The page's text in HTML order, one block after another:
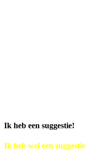
Ik heb een suggestie!
Ik heb wel een